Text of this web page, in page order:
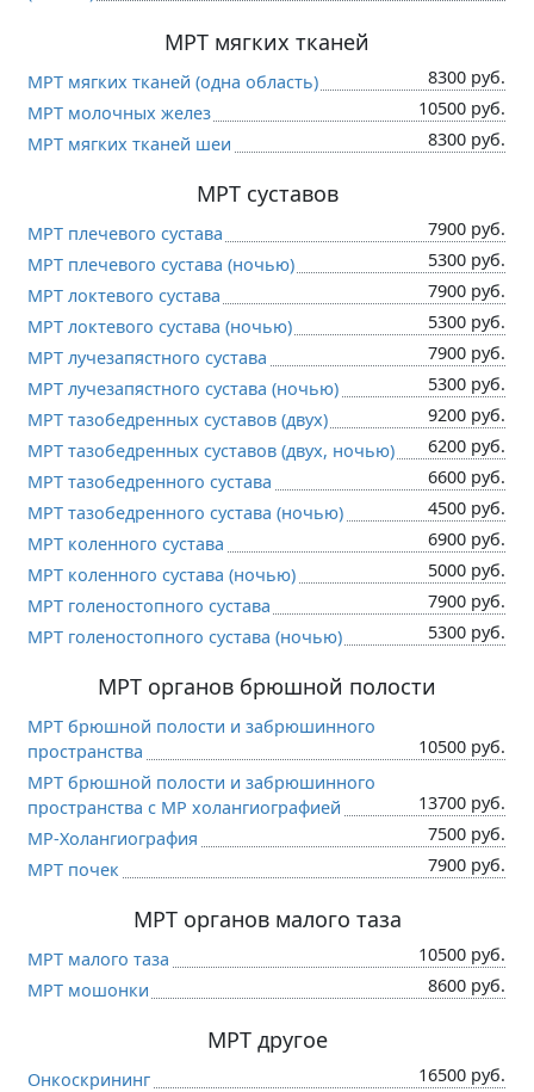
МРТ мягких тканей
МРТ мягких тканей (одна область)
8300 руб.
МРТ молочных желез
10500 руб.
МРТ мягких тканей шеи
8300 руб.
МРТ суставов
МРТ плечевого сустава
7900 руб.
МРТ плечевого сустава (ночью)
5300 руб.
МРТ локтевого сустава
7900 руб.
МРТ локтевого сустава (ночью)
5300 руб.
МРТ лучезапястного сустава
7900 руб.
МРТ лучезапястного сустава (ночью)
5300 руб.
МРТ тазобедренных суставов (двух)
9200 руб.
МРТ тазобедренных суставов (двух, ночью)
6200 руб.
МРТ тазобедренного сустава
6600 руб.
МРТ тазобедренного сустава (ночью)
4500 руб.
МРТ коленного сустава
6900 руб.
МРТ коленного сустава (ночью)
5000 руб.
МРТ голеностопного сустава
7900 руб.
МРТ голеностопного сустава (ночью)
5300 руб.
МРТ органов брюшной полости
МРТ брюшной полости и забрюшинного
пространства
10500 руб.
МРТ брюшной полости и забрюшинного
пространства с МР холангиографией
13700 руб.
МР-Холангиография
7500 руб.
МРТ почек
7900 руб.
МРТ органов малого таза
МРТ малого таза
10500 руб.
МРТ мошонки
8600 руб.
МРТ другое
Онкоскрининг 16500 руб.